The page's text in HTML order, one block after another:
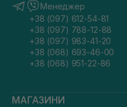
Менеджер
+38 (097) 612-54-81
+38 (097) 788-12-88
+38 (097) 983-41-20
+38 (068) 693-46-00
+38 (068) 951-22-86
МАГАЗИНИ